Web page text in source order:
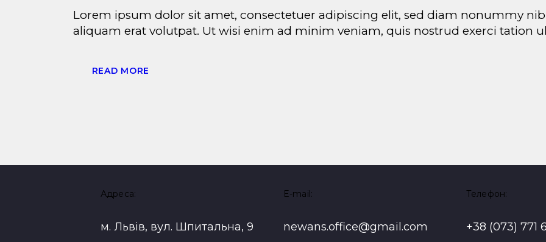
Lorem ipsum dolor sit amet, consectetuer adipiscing elit, sed diam nonummy
aliquam erat volutpat. Ut wisi enim ad minim veniam, quis nostrud exerci tation
READ MORE
Адреса:
м. Львів, вул. Шпитальна, 9
E-mail:
newans.office@gmail.com
Телефон:
+38 (073) 771